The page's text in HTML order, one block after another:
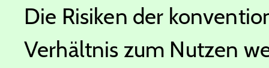
Die Risiken der
Verhältnis zum Nutzen